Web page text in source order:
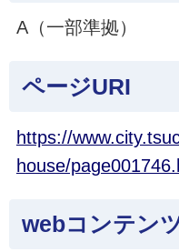
A（一部準拠）
ページURI
https://
house/
webコンテン